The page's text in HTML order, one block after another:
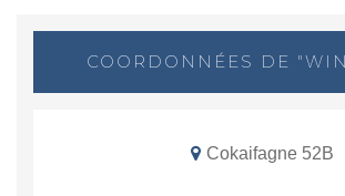
COORDONNÉES DE
Cokaifagne 52B